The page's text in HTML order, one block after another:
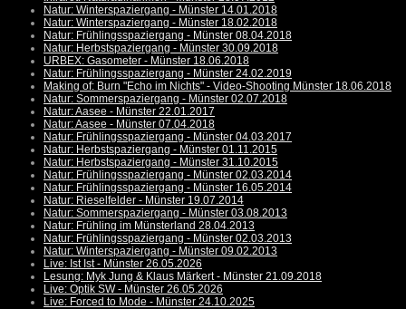
Natur: Winterspaziergang - Münster 14.01.2018
Natur: Winterspaziergang - Münster 18.02.2018
Natur: Frühlingsspaziergang - Münster 08.04.2018
Natur: Herbstspaziergang - Münster 30.09.2018
URBEX: Gasometer - Münster 18.06.2018
Natur: Frühlingsspaziergang - Münster 24.02.2019
Making of: Burn "Echo im Nichts" - Video-Shooting Münster 18.06.2018
Natur: Sommerspaziergang - Münster 02.07.2018
Natur: Aasee - Münster 22.01.2017
Natur: Aasee - Münster 07.04.2018
Natur: Frühlingsspaziergang - Münster 04.03.2017
Natur: Herbstspaziergang - Münster 01.11.2015
Natur: Herbstspaziergang - Münster 31.10.2015
Natur: Frühlingsspaziergang - Münster 02.03.2014
Natur: Frühlingsspaziergang - Münster 16.05.2014
Natur: Rieselfelder - Münster 19.07.2014
Natur: Sommerspaziergang - Münster 03.08.2013
Natur: Frühling im Münsterland 28.04.2013
Natur: Frühlingsspaziergang - Münster 02.03.2013
Natur: Winterspaziergang - Münster 09.02.2013
Live: Ist Ist - Münster 26.05.2026
Lesung: Myk Jung & Klaus Märkert - Münster 21.09.2018
Live: Optik SW - Münster 26.05.2026
Live: Forced to Mode - Münster 24.10.2025